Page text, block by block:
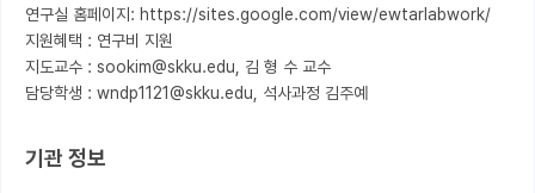
연구실 홈페이지: https://sites.google.com/view/ewtarlabwork/
지원혜택 : 연구비 지원
지도교수 : sookim@skku.edu, 김 형 수 교수
담당학생 : wndp1121@skku.edu, 석사과정 김주예
기관 정보